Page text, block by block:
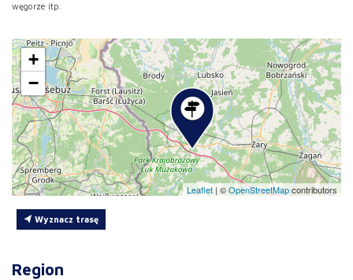
węgorze itp.
+
−
Leaflet | ©OpenStreetMapcontributors
Wyznacz trasę
Region